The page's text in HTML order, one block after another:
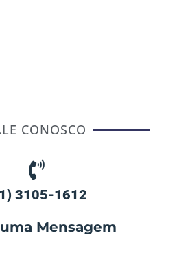
CONOSCO
3105-1612
Mensagem